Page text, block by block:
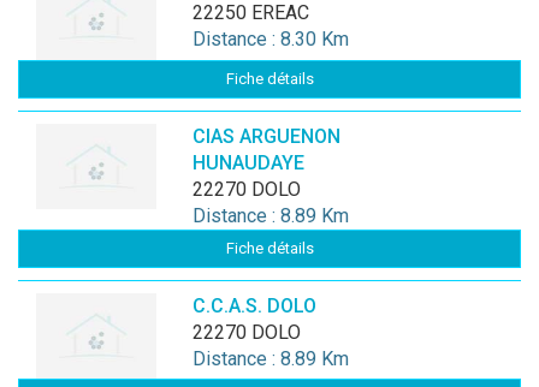
22250 EREAC
Distance : 8.30 Km
Fiche détails
CIAS ARGUENON
HUNAUDAYE
22270 DOLO
Distance : 8.89 Km
Fiche détails
C.C.A.S. DOLO
22270 DOLO
Distance : 8.89 Km